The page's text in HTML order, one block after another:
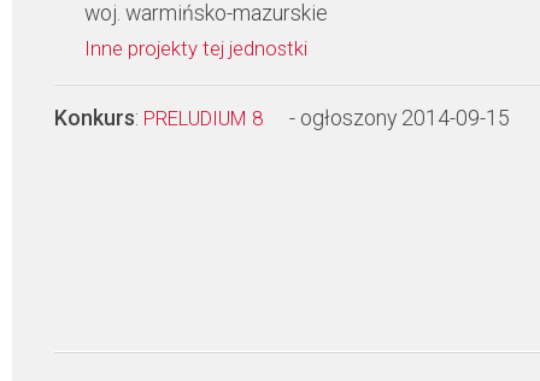
woj. warmińsko-mazurskie
Inne projekty tej jednostki
Konkurs: PRELUDIUM 8 - ogłoszony 2014-09-15